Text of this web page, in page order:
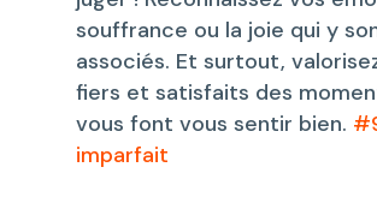
souffrance ou la joie qui y
associés. Et surtout,
fiers et satisfaits des
vous font vous sentir bien.
imparfait